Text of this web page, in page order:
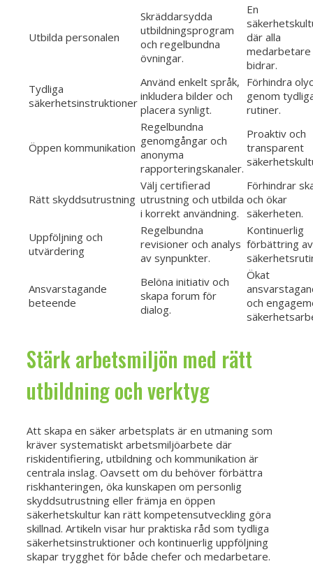
Utbilda personalen
Skräddarsydda
utbildningsprogram
och regelbundna
övningar.
En
där alla
medarbetare
bidrar.
Tydliga
säkerhetsinstruktioner
Använd enkelt språk,
inkludera bilder och
placera synligt.
Förhindra
genom
rutiner.
Öppen kommunikation
Regelbundna
genomgångar och
anonyma
rapporteringskanaler.
Proaktiv och
transparent
Rätt skyddsutrustning
Välj certifierad
utrustning och utbilda
i korrekt användning.
Förhindrar
och ökar
säkerheten.
Uppföljning och
utvärdering
Regelbundna
revisioner och analys
av synpunkter.
Kontinuerlig
förbättring av
Ansvarstagande
beteende
Belöna initiativ och
skapa forum för
dialog.
Ökat
och
Stärk arbetsmiljön med rätt
utbildning och verktyg
Att skapa en säker arbetsplats är en utmaning som
kräver systematiskt arbetsmiljöarbete där
riskidentifiering, utbildning och kommunikation är
centrala inslag. Oavsett om du behöver förbättra
riskhanteringen, öka kunskapen om personlig
skyddsutrustning eller främja en öppen
säkerhetskultur kan rätt kompetensutveckling göra
skillnad. Artikeln visar hur praktiska råd som tydliga
säkerhetsinstruktioner och kontinuerlig uppföljning
skapar trygghet för både chefer och medarbetare.